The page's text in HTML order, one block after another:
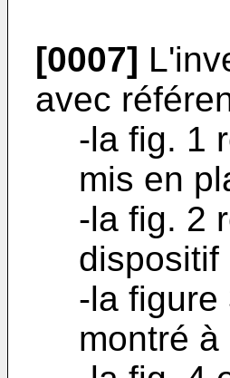
[0007]
avec
-la fig. 1
mis en
-la fig. 2
dispositif
-la figure
montré à